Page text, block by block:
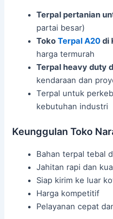
Terpal pertanian
partai besar)
Toko Terpal A20di
harga termurah
Terpal heavy duty
kendaraan dan
Terpal untuk
kebutuhan industri
Keunggulan Toko
Bahan terpal tebal
Jahitan rapi dan
Siap kirim ke luar
Harga kompetitif
Pelayanan cepat